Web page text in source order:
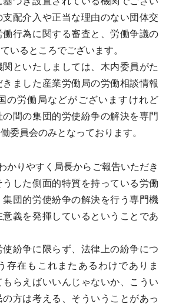
支配介入や正当な理由のない団体交
行為に関する審査と、労働争議の
いるところでございます。
といたしましては、木内委員がた
ました産業労働局の労働相談情報
の労働局などがございますけれど
の間の集団的労使紛争の解決を専門
委員会のみとなっております。
りやすく局長からご報告いただき
うした側面的特質を持っている労働
団的労使紛争の解決を行う専門機
義を発揮しているということであ
紛争に限らず、法律上の紛争につ
存在もこれまたあるわけでありま
らえばいいんじゃないか、こうい
の方は考える、そういうことがあっ